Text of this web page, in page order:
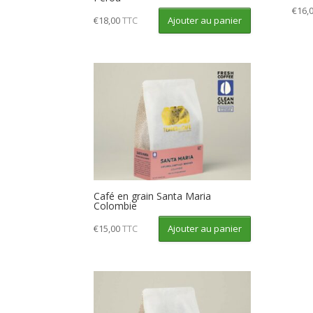
€18,00 TTC Ajouter au panier
€
Café en grain Santa Maria
Colombie
€15,00 TTC Ajouter au panier